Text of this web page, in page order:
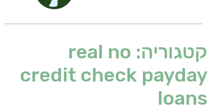
קטגוריה: real no
credit check payday
loans